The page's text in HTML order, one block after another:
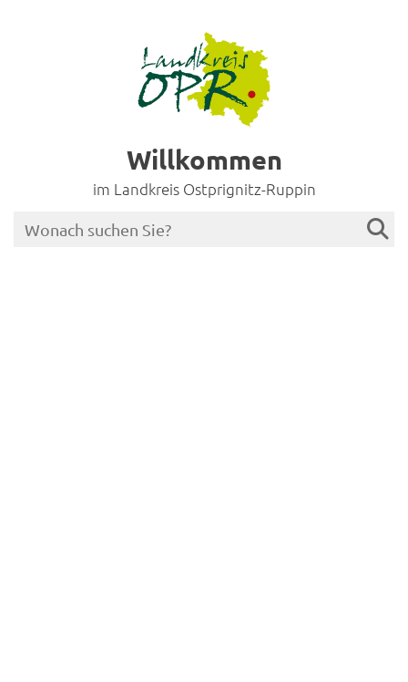
Willkommen
im Landkreis Ostprignitz-Ruppin